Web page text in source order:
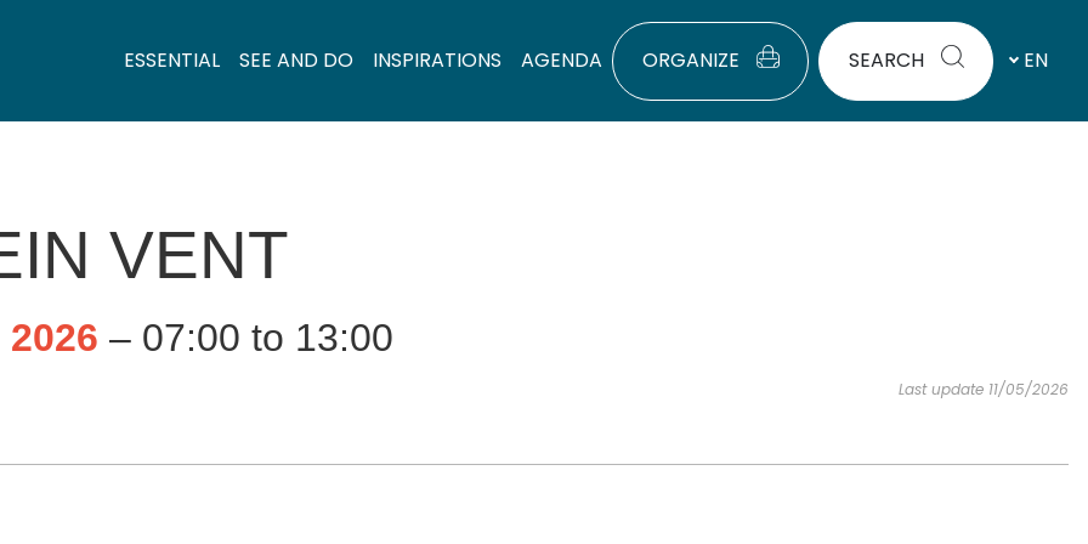
ESSENTIAL SEE AND DO INSPIRATIONS AGENDA ORGANIZE SEARCH EN
VENT
– 07:00 to 13:00
Last update 11/05/2026